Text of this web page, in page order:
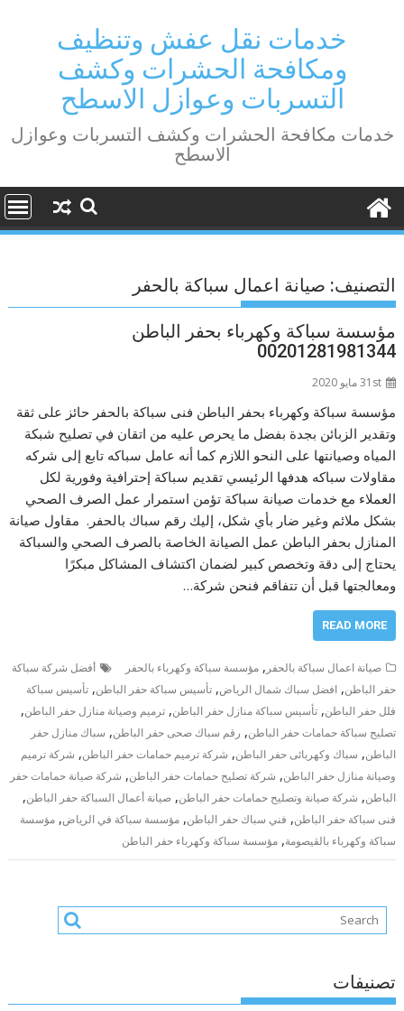
خدمات نقل عفش وتنظيف
ومكافحة الحشرات وكشف
التسربات وعوازل الاسطح
خدمات مكافحة الحشرات وكشف التسربات وعوازل
الاسطح
التصنيف: صيانة اعمال سباكة بالحفر
مؤسسة سباكة وكهرباء بحفر الباطن
00201281981344
31st مايو 2020
مؤسسة سباكة وكهرباء بحفر الباطن فنى سباكة بالحفر حائز على ثقة
وتقدير الزبائن بجدة بفضل ما يحرص عليه من اتقان في تصليح شبكة
المياه وصيانتها على النحو اللازم كما أنه عامل سباكه تابع إلى شركه
مقاولات سباكه هدفها الرئيسي تقديم سباكة إحترافية وفورية لكل
العملاء مع خدمات صيانة سباكة تؤمن استمرار عمل الصرف الصحي
بشكل ملائم وغير ضار بأي شكل، إليك رقم سباك بالحفر. مقاول صيانة
المنازل بحفر الباطن عمل الصيانة الخاصة بالصرف الصحي والسباكة
يحتاج إلى دقة وتخصص كبير لضمان اكتشاف المشاكل مبكرًا
ومعالجتها قبل أن تتفاقم فنحن شركة…
READ MORE
صيانة اعمال سباكة بالحفر ,مؤسسة سباكة وكهرباء بالحفر
أفضل شركة سباكة
حفر الباطن,افضل سباك شمال الرياض,تأسيس سباكة حفر الباطن,تأسيس سباكة
فلل حفر الباطن,تأسيس سباكة منازل حفر الباطن,ترميم وصيانة منازل حفر الباطن,
تصليح سباكة حمامات حفر الباطن, رقم سباك صحى حفر الباطن, سباك منازل حفر
الباطن, سباك وكهربائى حفر الباطن, شركة ترميم حمامات حفر الباطن, شركة ترميم
وصيانة منازل حفر الباطن, شركة تصليح حمامات حفر الباطن, شركة صيانة حمامات حفر
الباطن, شركة صيانة وتصليح حمامات حفر الباطن,صيانة أعمال السباكة حفر الباطن,
فنى سباكة حفر الباطن, فني سباك حفر الباطن,مؤسسة سباكة في الرياض,مؤسسة
سباكة وكهرباء بالقيصومة,مؤسسة سباكة وكهرباء حفر الباطن
تصنيفات